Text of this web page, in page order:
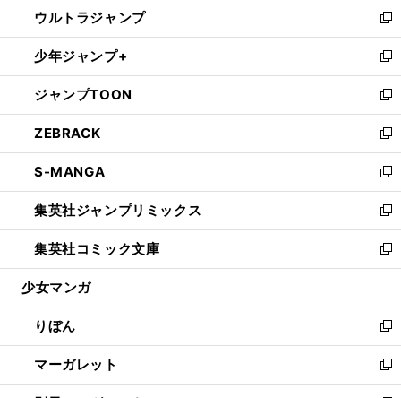
く
で
開
く
ド
ウ
で
開
く
ィ
ン
ド
ウ
で
開
く
い
ウ
ィ
ン
ド
ウ
で
開
く
ウルトラジャンプ
新
し
い
ウ
ィ
ン
ド
ウ
で
開
く
少年ジャンプ+
新
し
い
ウ
ィ
ン
ド
ウ
で
開
く
ジャンプTOON
新
し
い
ウ
ィ
ン
ド
ウ
で
開
ZEBRACK
新
し
い
ウ
ィ
ン
ド
ウ
開
く
S-MANGA
新
し
い
ウ
ィ
ン
ウ
で
開
く
集英社ジャンプリミックス
新
し
い
ウ
ン
ド
ウ
で
開
集英社コミック文庫
新
し
ウ
ィ
ン
ド
ウ
少女マンガ
りぼん
新
し
い
ウ
マーガレット
新
し